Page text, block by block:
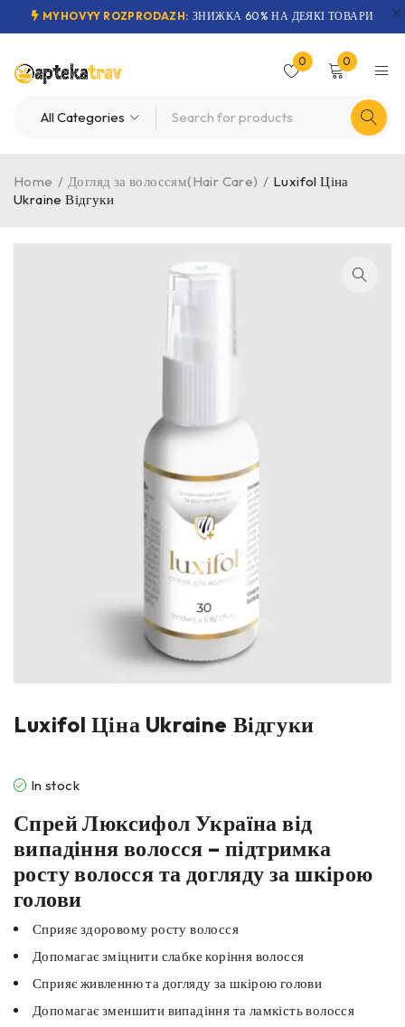
MYHOVYY ROZPRODAZH: ЗНИЖКА 60% НА ДЕЯКІ ТОВАРИ
0 0
Home / Догляд за волоссям(Hair Care) / Luxifol Ціна
Ukraine Відгуки
Luxifol Ціна Ukraine Відгуки
In stock
Спрей Люксифол Україна від
випадіння волосся – підтримка
росту волосся та догляду за шкірою
голови
Сприяє здоровому росту волосся
Допомагає зміцнити слабке коріння волосся
Сприяє живленню та догляду за шкірою голови
Допомагає зменшити випадіння та ламкість волосся